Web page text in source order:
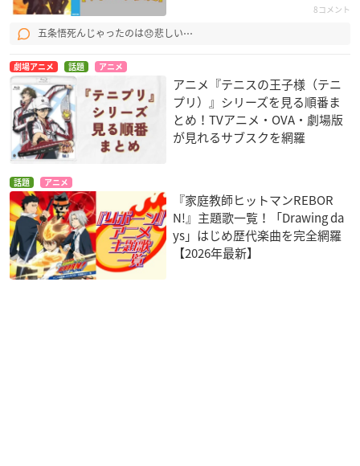
8コメント
五条悟死んじゃったのは😞悲しい⋯
劇場アニメ 話題 アニメ
アニメ『テニスの王子様（テニ
プリ）』シリーズを見る順番ま
とめ！TVアニメ・OVA・劇場版
が見れるサブスクを網羅
話題 アニメ
『家庭教師ヒットマンREBOR
N!』主題歌一覧！「Drawing da
ys」はじめ歴代楽曲を完全網羅
【2026年最新】